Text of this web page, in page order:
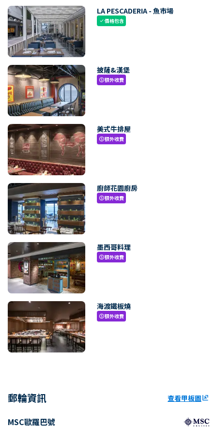
LA PESCADERIA - 魚市場
check價格包含
披薩&漢堡
paid額外收費
美式牛排屋
paid額外收費
廚師花園廚房
paid額外收費
墨西哥料理
paid額外收費
海渡鐵板燒
paid額外收費
郵輪資訊 查看甲板圖ungroup
MSC歐羅巴號